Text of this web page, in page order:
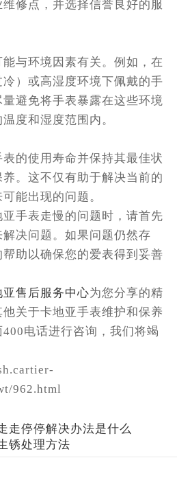
修点，并选择信誉良好的服
环境因素有关。例如，在
）或高湿度环境下佩戴的手
避免将手表暴露在这些环境
度和湿度范围内。
使用寿命并保持其最佳状
。这不仅有助于解决当前的
能出现的问题。
手表走慢的问题时，请首先
决问题。如果问题仍然存
助以确保您的爱表得到妥善
亚售后服务中心为您分享的精
关于卡地亚手表维护和保养
电话进行咨询，我们将竭
962.html
走停停解决办法是什么
锈处理方法